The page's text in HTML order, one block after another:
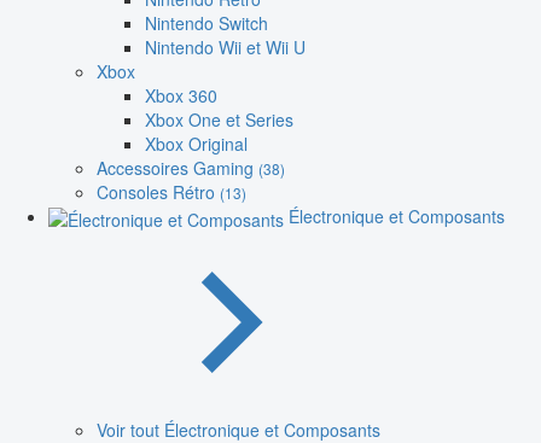
Nintendo Switch
Nintendo Wii et Wii U
Xbox
Xbox 360
Xbox One et Series
Xbox Original
Accessoires Gaming (38)
Consoles Rétro (13)
Électronique et Composants
Voir tout Électronique et Composants